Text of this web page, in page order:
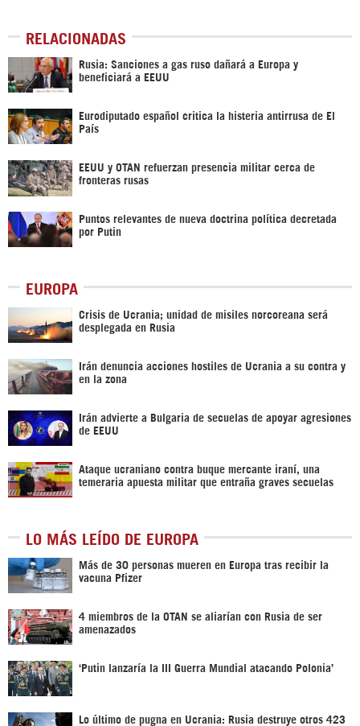
RELACIONADAS
Rusia: Sanciones a gas ruso dañará a Europa y
beneficiará a EEUU
Eurodiputado español critica la histeria antirrusa de El
País
EEUU y OTAN refuerzan presencia militar cerca de
fronteras rusas
Puntos relevantes de nueva doctrina política decretada
por Putin
EUROPA
Crisis de Ucrania; unidad de misiles norcoreana será
desplegada en Rusia
Irán denuncia acciones hostiles de Ucrania a su contra y
en la zona
Irán advierte a Bulgaria de secuelas de apoyar agresiones
de EEUU
Ataque ucraniano contra buque mercante iraní, una
temeraria apuesta militar que entraña graves secuelas
LO MÁS LEÍDO DE EUROPA
Más de 30 personas mueren en Europa tras recibir la
vacuna Pfizer
4 miembros de la OTAN se aliarían con Rusia de ser
amenazados
‘Putin lanzaría la III Guerra Mundial atacando Polonia’
Lo último de pugna en Ucrania: Rusia destruye otros 423